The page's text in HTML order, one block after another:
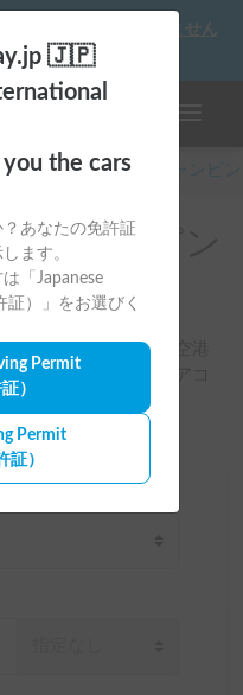
🇯🇵
the cars
あなたの免許証
ます。
「Japanese
）」をお選びく
Permit
）
Permit
証）
で最高の思い出にしません
予約はCarstay
キャンピン
九里周辺を起点に、空港
を検索できます。エアコ
較可能です。